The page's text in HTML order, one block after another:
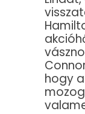
hogy